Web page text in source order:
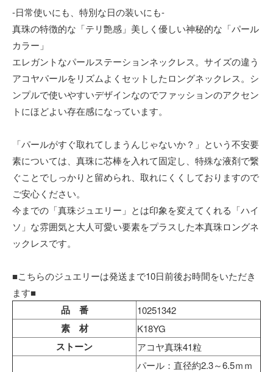
-日常使いにも、特別な日の装いにも-
真珠の特徴的な「テリ艶感」美しく優しい神秘的な「パール
カラー」
エレガントなパールステーションネックレス。サイズの違う
アコヤパールをリズムよくセットしたロングネックレス。シ
ンプルで使いやすいデザインなのでファッションのアクセン
トにほどよい存在感になっています。
「パールがすぐ取れてしまうんじゃないか？」という不安要
素については、真珠に芯棒を入れて固定し、特殊な液剤で繋
ぐことでしっかりと留められ、取れにくくしておりますので
ご安心ください。
今までの「真珠ジュエリー」とは印象を変えてくれる「ハイ
ソ」な雰囲気と大人可愛い要素をプラスした本真珠ロングネ
ックレスです。
■こちらのジュエリーは発送まで10日前後お時間をいただき
ます■
品 番 10251342
素 材 K18YG
ストーン アコヤ真珠41粒
パール：直径約2.3～6.5ｍｍ